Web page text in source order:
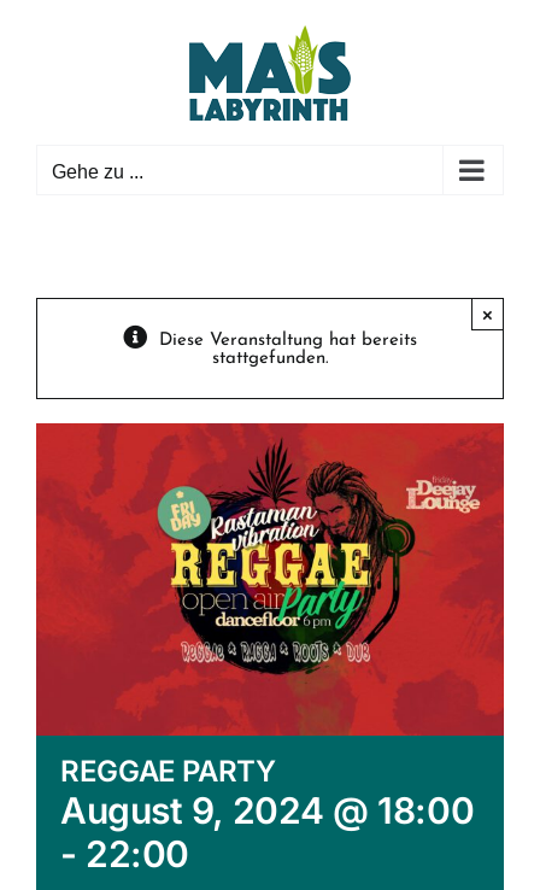
Gehe zu ...
Diese Veranstaltung hat bereits
stattgefunden.
×
REGGAE PARTY
August 9, 2024 @ 18:00
- 22:00